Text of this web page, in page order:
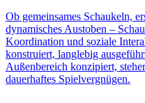
Ob gemeinsames Schaukeln,
dynamisches Austoben –
Koordination und soziale
konstruiert, langlebig
Außenbereich konzipiert,
dauerhaftes Spielvergnügen.